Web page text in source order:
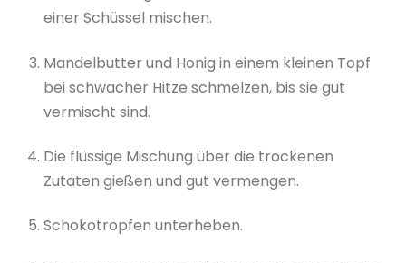
einer Schüssel mischen.
Mandelbutter und Honig in einem kleinen Topf
bei schwacher Hitze schmelzen, bis sie gut
vermischt sind.
Die flüssige Mischung über die trockenen
Zutaten gießen und gut vermengen.
Schokotropfen unterheben.